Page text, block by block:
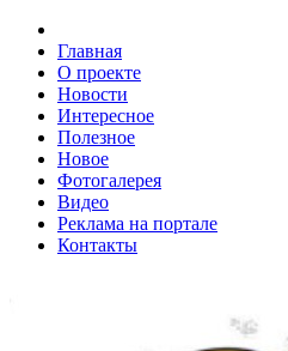
Главная
О проекте
Новости
Интересное
Полезное
Новое
Фотогалерея
Видео
Реклама на портале
Контакты